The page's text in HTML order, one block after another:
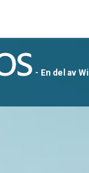
- En del av